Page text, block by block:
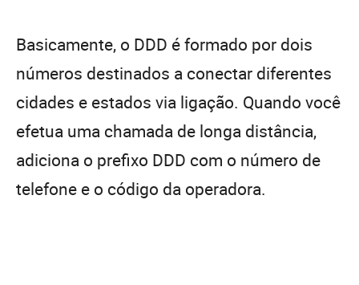
Basicamente, o DDD é formado por dois
números destinados a conectar diferentes
cidades e estados via ligação. Quando você
efetua uma chamada de longa distância,
adiciona o prefixo DDD com o número de
telefone e o código da operadora.